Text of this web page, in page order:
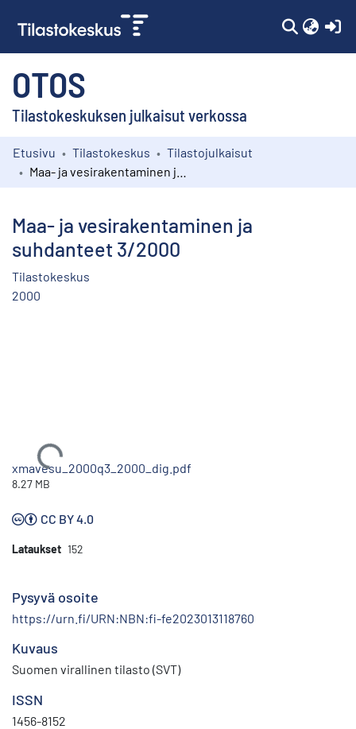
OTOS
Tilastokeskuksen julkaisut verkossa
Kokoelmat
Etusivu Tilastokeskus
Tilastojulkaisut
Maa- ja vesirakentaminen ja
suhdanteet 3/2000
Tilastokeskus
2000
Ladataan...
xmavesu_2000q3_2000_dig.pdf
8.27 MB
CC BY 4.0
Lataukset 152
Pysyvä osoite
https://urn.fi/URN:NBN:fi-fe2023013118760
Kuvaus
Suomen virallinen tilasto (SVT)
ISSN
1456-8152